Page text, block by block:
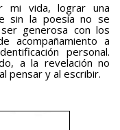
mi vida, lograr una
sin la poesía no se
generosa con los
acompañamiento a
personal.
a la revelación no
pensar y al escribir.